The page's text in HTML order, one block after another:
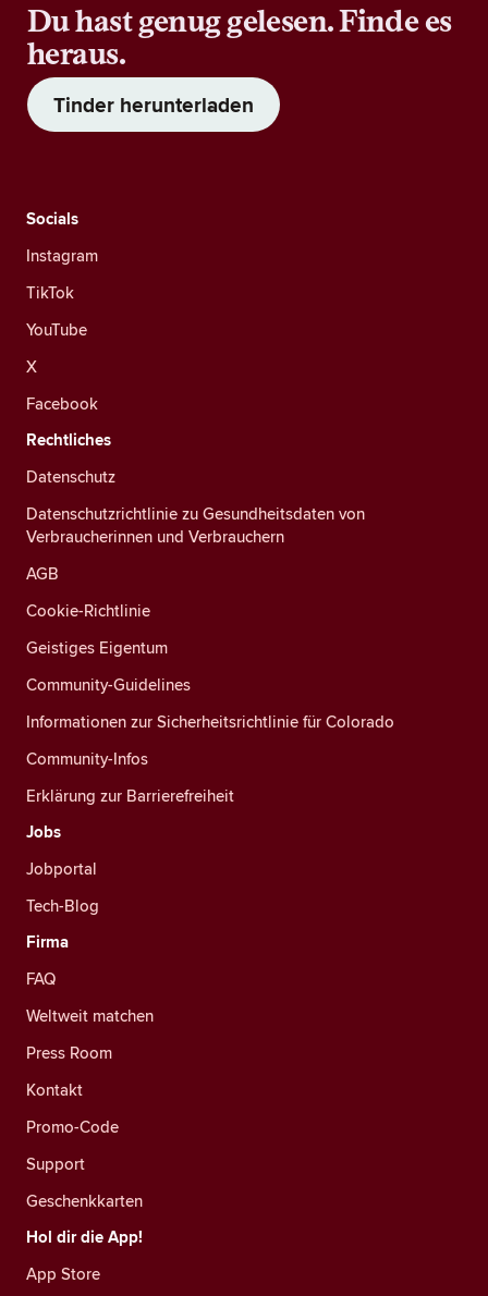
Du hast genug gelesen. Finde es
heraus.
Tinder herunterladen
Socials
Instagram
TikTok
YouTube
X
Facebook
Rechtliches
Datenschutz
Datenschutzrichtlinie zu Gesundheitsdaten von
Verbraucherinnen und Verbrauchern
AGB
Cookie-Richtlinie
Geistiges Eigentum
Community-Guidelines
Informationen zur Sicherheitsrichtlinie für Colorado
Community-Infos
Erklärung zur Barrierefreiheit
Jobs
Jobportal
Tech-Blog
Firma
FAQ
Weltweit matchen
Press Room
Kontakt
Promo-Code
Support
Geschenkkarten
Hol dir die App!
App Store